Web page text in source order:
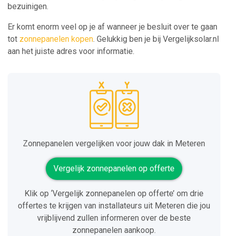
bezuinigen.
Er komt enorm veel op je af wanneer je besluit over te gaan
tot zonnepanelen kopen. Gelukkig ben je bij Vergelijksolar.nl
aan het juiste adres voor informatie.
Zonnepanelen vergelijken voor jouw dak in Meteren
Vergelijk zonnepanelen op offerte
Klik op ‘Vergelijk zonnepanelen op offerte’ om drie
offertes te krijgen van installateurs uit Meteren die jou
vrijblijvend zullen informeren over de beste
zonnepanelen aankoop.